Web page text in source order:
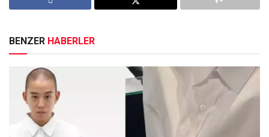
BENZER HABERLER